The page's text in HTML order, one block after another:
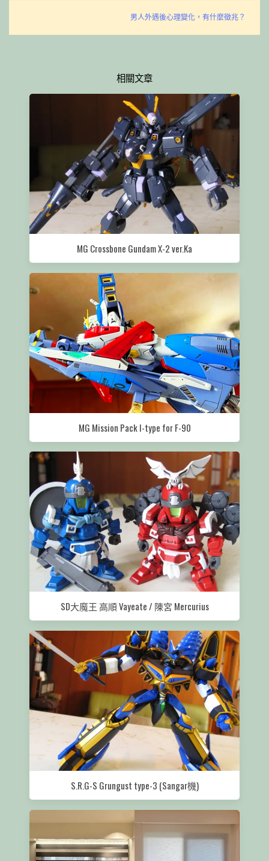
男人外遇後心理變化，有什麼徵兆？
相關文章
MG Crossbone Gundam X-2 ver.Ka
MG Mission Pack I-type for F-90
SD大魔王 高順 Vayeate / 陳宮 Mercurius
S.R.G-S Grungust type-3 (Sangar機)